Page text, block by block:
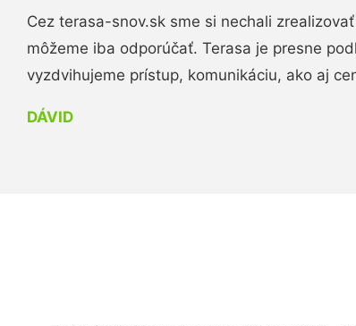
Cez terasa-snov.sk sme si nechali
môžeme iba odporúčať. Terasa je presne
vyzdvihujeme prístup, komunikáciu, ako aj
DÁVID